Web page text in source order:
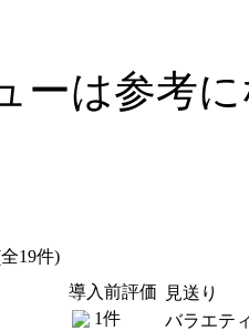
ーは参考
19件)
導入前評価
1件
見送り
バラエテ